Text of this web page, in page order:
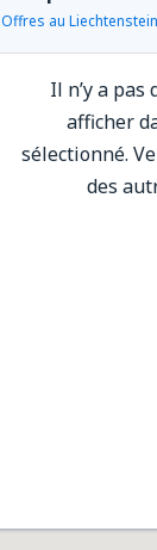
Offres au Liechtenstein
Il n’y a pas
afficher
sélectionné.
des